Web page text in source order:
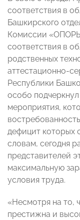
соответствия в
Башкирского
Комиссии
соответствия в
родственных
аттестационно-
Республики
особо подчеркнул
мероприятия,
дефицит которых
словам, сегодня
представителей
максимальную
условия труда.
«Несмотря на то,
престижна и